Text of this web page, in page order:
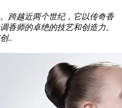
跨越近两个世纪，它以传奇香
香师的卓绝的技艺和创造力。
..